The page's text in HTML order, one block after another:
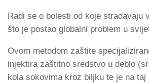
Radi se o bolesti od koje stradavaju
što je postao globalni problem u
Ovom metodom zaštite
injektira zaštitno sredstvo u deblo
kola sokovima kroz biljku te je na